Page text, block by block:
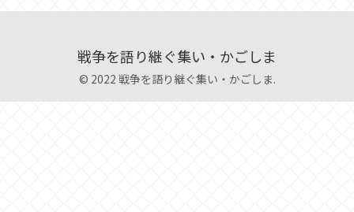
戦争を語り継ぐ集い・かごしま
© 2022 戦争を語り継ぐ集い・かごしま.